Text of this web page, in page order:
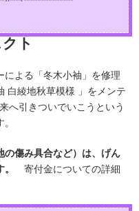
ト
による「冬木小袖」を修理
白綾地秋草模様 」をメンテ
へ引きついでいこうという
の傷み具合など）は、げん
寄付金についての詳細